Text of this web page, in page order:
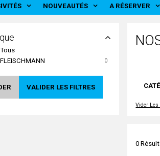
NOUVEAUTÉS A RÉSERVER
Tous
FLEISCHMANN
0
VALIDER LES FILTRES
Vider Les
0